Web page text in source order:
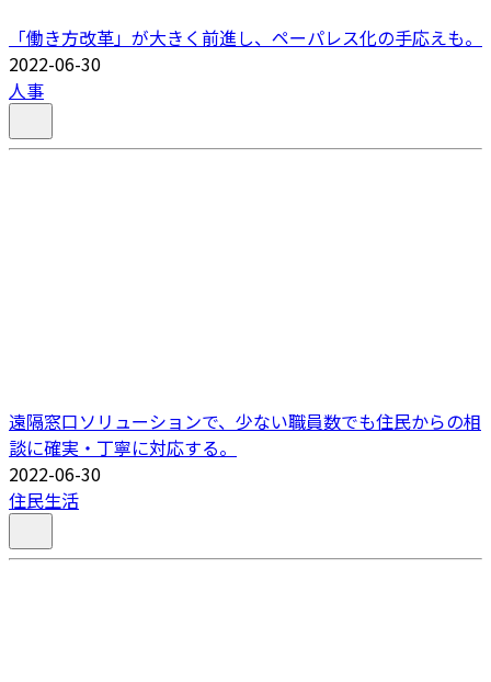
「働き方改革」が大きく前進し、ペーパレス化の手応えも。
2022-06-30
人事
遠隔窓口ソリューションで、少ない職員数でも住民からの相
談に確実・丁寧に対応する。
2022-06-30
住民生活